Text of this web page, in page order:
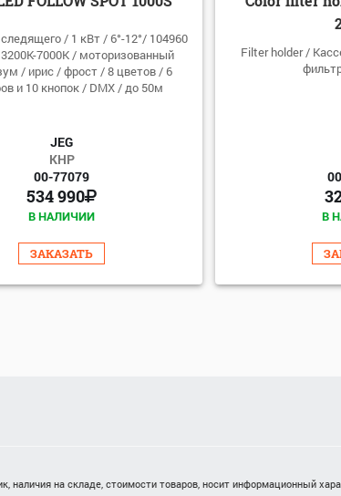
/ 1 кВт / 6°-12°/ 104960
7000К / моторизованный
/ ирис / фрост / 8 цветов / 6
и 10 кнопок / DMX / до 50м
JEG
КНР
00-77079
534 990
В НАЛИЧИИ
ЗАКАЗАТЬ
Filter holder /
В
наличия на складе, стоимости товаров, носит информационный